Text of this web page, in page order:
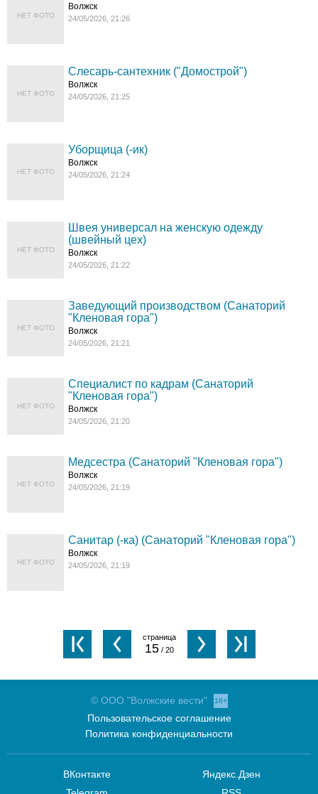
НЕТ ФОТО
Волжск
24/05/2026, 21:26
НЕТ ФОТО
Слесарь-сантехник ("Домострой")
Волжск
24/05/2026, 21:25
НЕТ ФОТО
Уборщица (-ик)
Волжск
24/05/2026, 21:24
НЕТ ФОТО
Швея универсал на женскую одежду
(швейный цех)
Волжск
24/05/2026, 21:22
НЕТ ФОТО
Заведующий производством (Санаторий
"Кленовая гора")
Волжск
24/05/2026, 21:21
НЕТ ФОТО
Специалист по кадрам (Санаторий
"Кленовая гора")
Волжск
24/05/2026, 21:20
НЕТ ФОТО
Медсестра (Санаторий "Кленовая гора")
Волжск
24/05/2026, 21:19
НЕТ ФОТО
Санитар (-ка) (Санаторий "Кленовая гора")
Волжск
24/05/2026, 21:19
15/ 20
© ООО "Волжские вести" 16+
Пользовательское соглашение
Политика конфиденциальности
ВКонтакте
Яндекс.Дзен